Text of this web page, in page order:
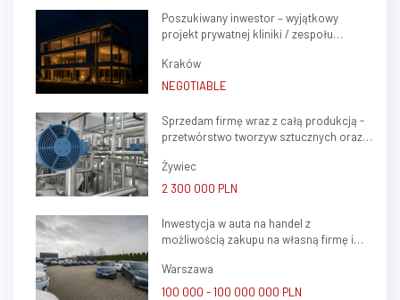
Poszukiwany inwestor – wyjątkowy
projekt prywatnej kliniki / zespołu
(Krowodrza)
Kraków
NEGOTIABLE
Sprzedam firmę wraz z całą produkcją -
przetwórstwo tworzyw sztucznych oraz
Żywiec
2 300 000 PLN
Inwestycja w auta na handel z
możliwością zakupu na własną firmę i
Warszawa
100 000 - 100 000 000 PLN